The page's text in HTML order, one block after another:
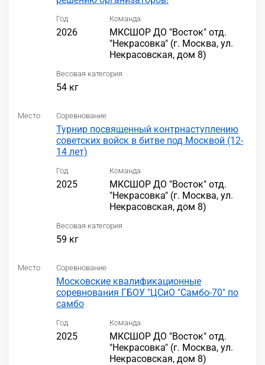
Год
2026
Команда
МКСШОР ДО "Восток" отд.
"Некрасовка" (г. Москва, ул.
Некрасовская, дом 8)
Весовая категория
54 кг
Место Соревнование
Турнир посвященный контрнаступлению
советских войск в битве под Москвой (12-
14 лет)
Год
2025
Команда
МКСШОР ДО "Восток" отд.
"Некрасовка" (г. Москва, ул.
Некрасовская, дом 8)
Весовая категория
59 кг
Место Соревнование
Московские квалификационные
соревнования ГБОУ "ЦСиО "Самбо-70" по
самбо
Год
2025
Команда
МКСШОР ДО "Восток" отд.
"Некрасовка" (г. Москва, ул.
Некрасовская, дом 8)